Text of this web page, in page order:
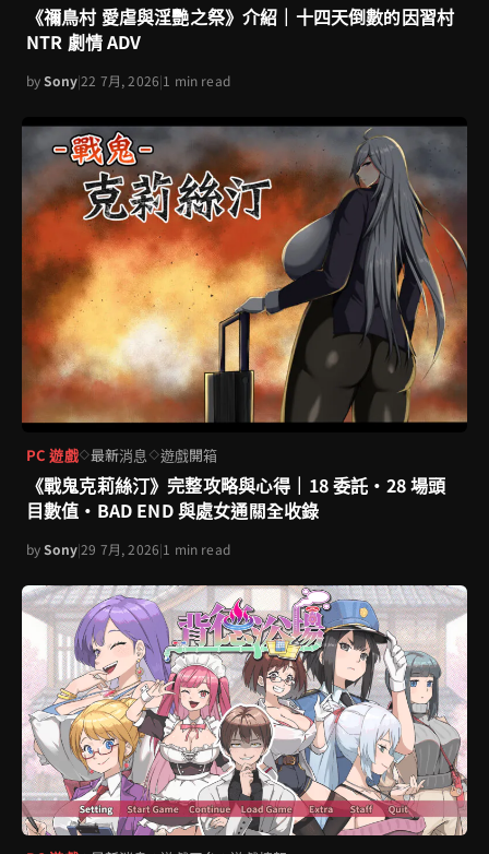
《禰鳥村 愛虐與淫艷之祭》介紹｜十四天倒數的因習村
NTR 劇情 ADV
bySony|22 7月, 2026|1 min read
PC 遊戲◇最新消息 ◇遊戲開箱
《戰鬼克莉絲汀》完整攻略與心得｜18 委託・28 場頭
目數值・BAD END 與處女通關全收錄
bySony|29 7月, 2026|1 min read